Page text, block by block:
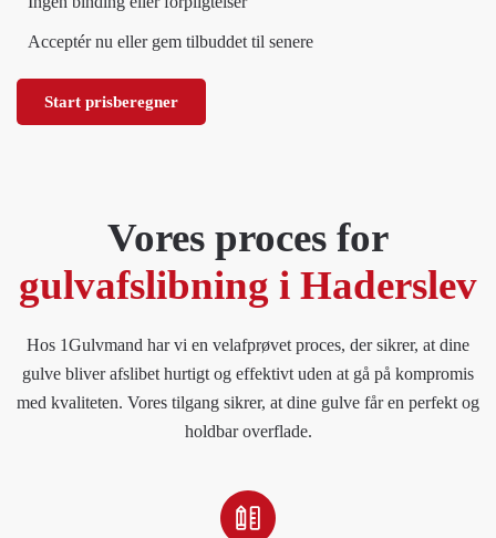
Acceptér nu eller gem tilbuddet til senere
Start prisberegner
Vores proces for
gulvafslibning i Haderslev
Hos 1Gulvmand har vi en velafprøvet proces, der sikrer, at dine
gulve bliver afslibet hurtigt og effektivt uden at gå på kompromis
med kvaliteten. Vores tilgang sikrer, at dine gulve får en perfekt og
holdbar overflade.